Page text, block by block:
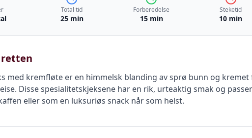
Total tid
25 min
Forberedelse
15 min
Steketid
10 min
retten
med kremfløte er en himmelsk blanding av sprø bunn og
Disse spesialitetskjeksene har en rik, urteaktig smak og
eller som en luksuriøs snack når som helst.